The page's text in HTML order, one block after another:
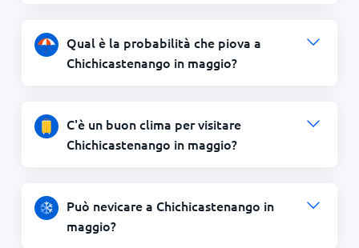
Qual è la probabilità che piova a
Chichicastenango in maggio?
C'è un buon clima per visitare
Chichicastenango in maggio?
Può nevicare a Chichicastenango in
maggio?